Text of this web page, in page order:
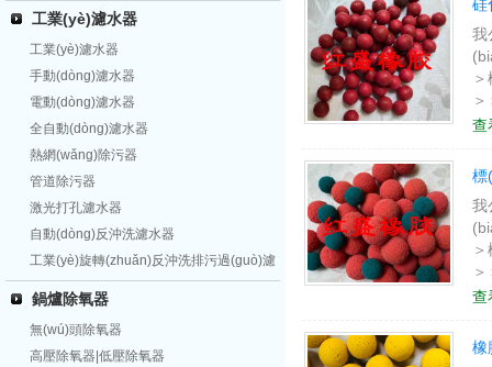
工業(yè)濾水器
工業(yè)濾水器
手動(dòng)濾水器
電動(dòng)濾水器
全自動(dòng)濾水器
熱網(wǎng)除污器
管道除污器
激光打孔濾水器
自動(dòng)反沖洗濾水器
工業(yè)旋轉(zhuǎn)反沖洗排污過(guò)濾
鍋爐除氧器
無(wú)頭除氧器
高壓除氧器|低壓除氧器
硅
我
橡
查
標
我
橡
查
橡